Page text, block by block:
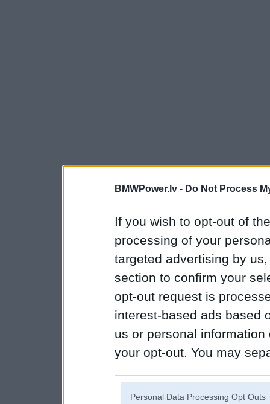
BMWPower.lv - Do Not Process
If you wish to opt-out of
processing of your
targeted advertising by
section to confirm your
opt-out request is
interest-based ads based
us or personal
your opt-out. You may
Personal Data Processing Opt Outs